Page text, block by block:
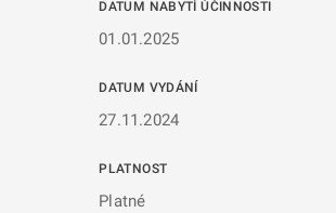
DATUM NABYTÍ ÚČINNOSTI
01.01.2025
DATUM VYDÁNÍ
27.11.2024
PLATNOST
Platné